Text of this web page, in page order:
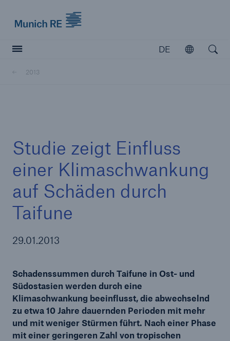
DE
Öffnen
2013
Studie zeigt Einfluss
einer Klimaschwankung
auf Schäden durch
Taifune
29.01.2013
Schadenssummen durch Taifune in Ost- und
Südostasien werden durch eine
Klimaschwankung beeinflusst, die abwechselnd
zu etwa 10 Jahre dauernden Perioden mit mehr
und mit weniger Stürmen führt. Nach einer Phase
mit einer geringeren Zahl von tropischen
Tech Trend Radar 2026
Our expert perspective for insurance